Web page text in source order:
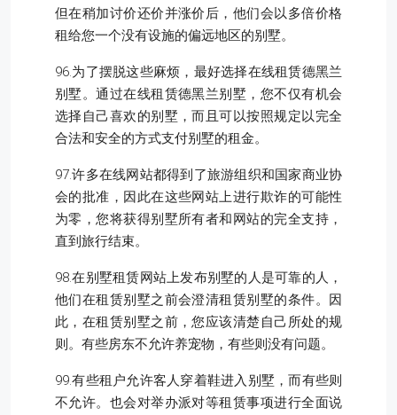
但在稍加讨价还价并涨价后，他们会以多倍价格
租给您一个没有设施的偏远地区的别墅。
96.为了摆脱这些麻烦，最好选择在线租赁德黑兰
别墅。通过在线租赁德黑兰别墅，您不仅有机会
选择自己喜欢的别墅，而且可以按照规定以完全
合法和安全的方式支付别墅的租金。
97.许多在线网站都得到了旅游组织和国家商业协
会的批准，因此在这些网站上进行欺诈的可能性
为零，您将获得别墅所有者和网站的完全支持，
直到旅行结束。
98.在别墅租赁网站上发布别墅的人是可靠的人，
他们在租赁别墅之前会澄清租赁别墅的条件。因
此，在租赁别墅之前，您应该清楚自己所处的规
则。有些房东不允许养宠物，有些则没有问题。
99.有些租户允许客人穿着鞋进入别墅，而有些则
不允许。也会对举办派对等租赁事项进行全面说